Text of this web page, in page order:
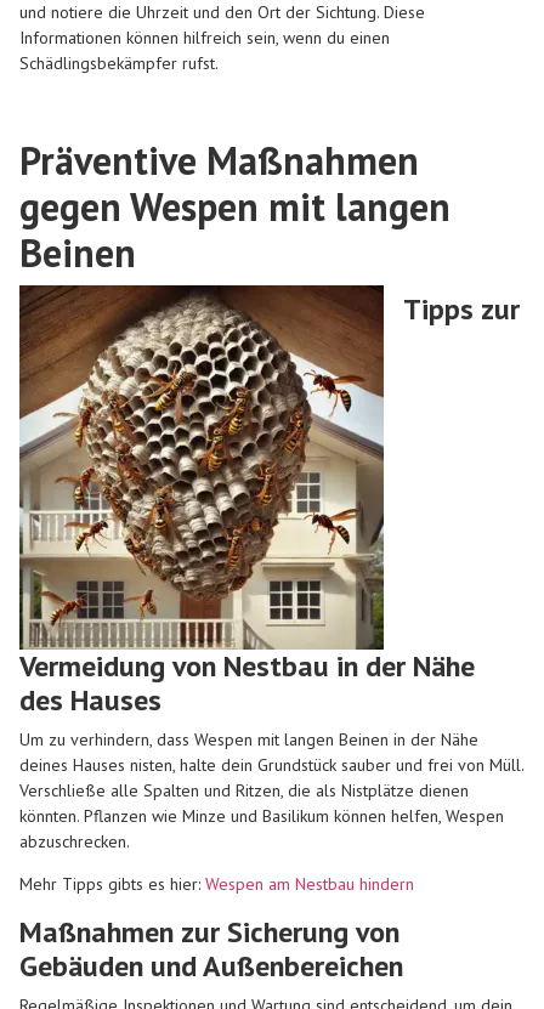
und notiere die Uhrzeit und den Ort der Sichtung. Diese
Informationen können hilfreich sein, wenn du einen
Schädlingsbekämpfer rufst.
Präventive Maßnahmen
gegen Wespen mit langen
Beinen
Tipps zur
Vermeidung von Nestbau in der Nähe
des Hauses
Um zu verhindern, dass Wespen mit langen Beinen in der Nähe
deines Hauses nisten, halte dein Grundstück sauber und frei von Müll.
Verschließe alle Spalten und Ritzen, die als Nistplätze dienen
könnten. Pflanzen wie Minze und Basilikum können helfen, Wespen
abzuschrecken.
Mehr Tipps gibts es hier: Wespen am Nestbau hindern
Maßnahmen zur Sicherung von
Gebäuden und Außenbereichen